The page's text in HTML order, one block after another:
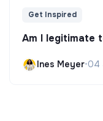
Get Inspired
Am I legitimate
Ines Meyer•04